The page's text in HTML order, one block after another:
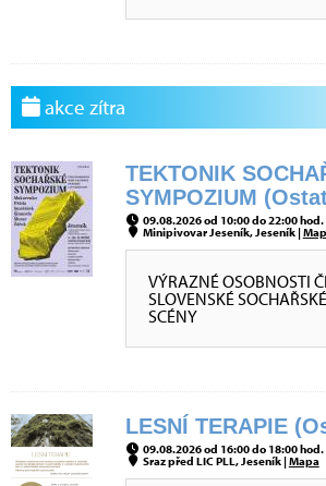
akce zítra
TEKTONIK
SYMPOZIUM
09.08.2026 od 10:00 do 22:00 hod.
Minipivovar Jeseník, Jeseník |
VÝRAZNÉ OSOBNOSTI
SLOVENSKÉ
SCÉNY
LESNÍ TERAPIE
09.08.2026 od 16:00 do 18:00 hod.
Sraz před LIC PLL, Jeseník |Mapa